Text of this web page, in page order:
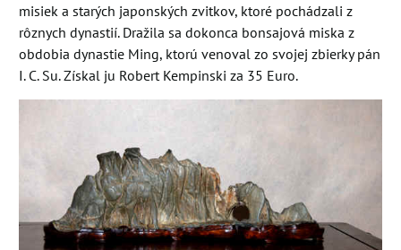
misiek a starých japonských zvitkov, ktoré pochádzali z
rôznych dynastií. Dražila sa dokonca bonsajová miska z
obdobia dynastie Ming, ktorú venoval zo svojej zbierky pán
I. C. Su. Získal ju Robert Kempinski za 35 Euro.